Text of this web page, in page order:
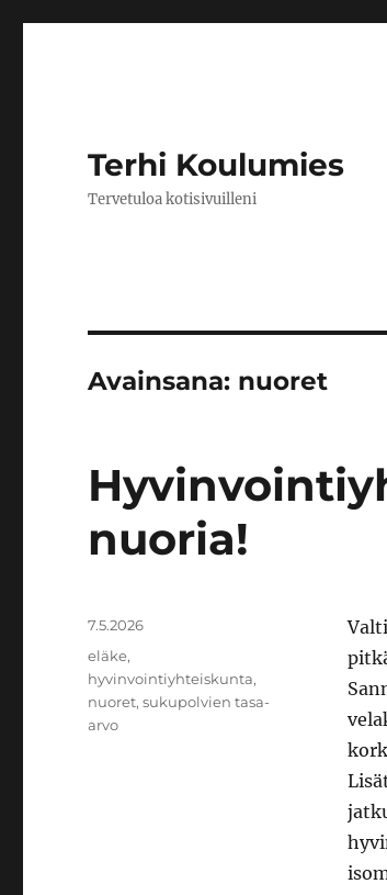
Terhi Koulumies
Tervetuloa kotisivuilleni
Avainsana: nuoret
nuoria!
Julkaistu
7.5.2026
Avainsanat
eläke,
hyvinvointiyhteiskunta,
nuoret,sukupolvien tasa-
arvo